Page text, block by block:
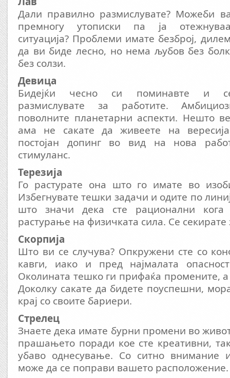
Дали правилно размислувате? Можеби
премногу утописки па ја
ситуација? Проблеми имате безброј,
да ви биде лесно, но нема љубов без
без солзи.
Девица
Бидејќи чесно си поминавте и се
размислувате за работите.
поволните планетарни аспекти. Нешто
ама не сакате да живеете на
постојан допинг во вид на нова
стимуланс.
Терезија
Го растурате она што го имате во
Избегнувате тешки задачи и одите по
што значи дека сте рационални кога
растурање на физичката сила. Се секирате
Скорпија
Што ви се случува? Опкружени сте со
кавги, иако и пред најмалата
Околината тешко ги прифаќа промените,
Доколку сакате да бидете поуспешни,
крај со своите бариери.
Стрелец
Знаете дека имате бурни промени во
прашањето поради кое сте креативни,
убаво однесување. Со ситно внимание
може да се поправи вашето расположение.